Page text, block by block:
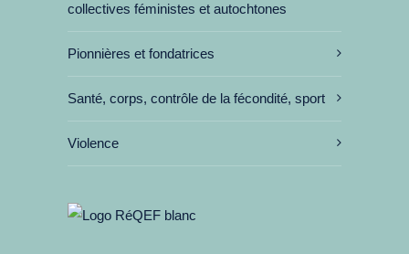
collectives féministes et autochtones
Pionnières et fondatrices
Santé, corps, contrôle de la fécondité, sport
Violence